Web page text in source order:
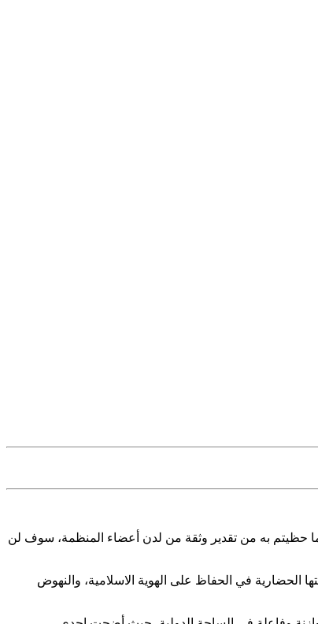
ما حظيتم به من تقدير وثقة من لدن أعضاء المنظمة، سوف لن
الحضارية في الحفاظ على الهوية الاسلامية، والنهوض